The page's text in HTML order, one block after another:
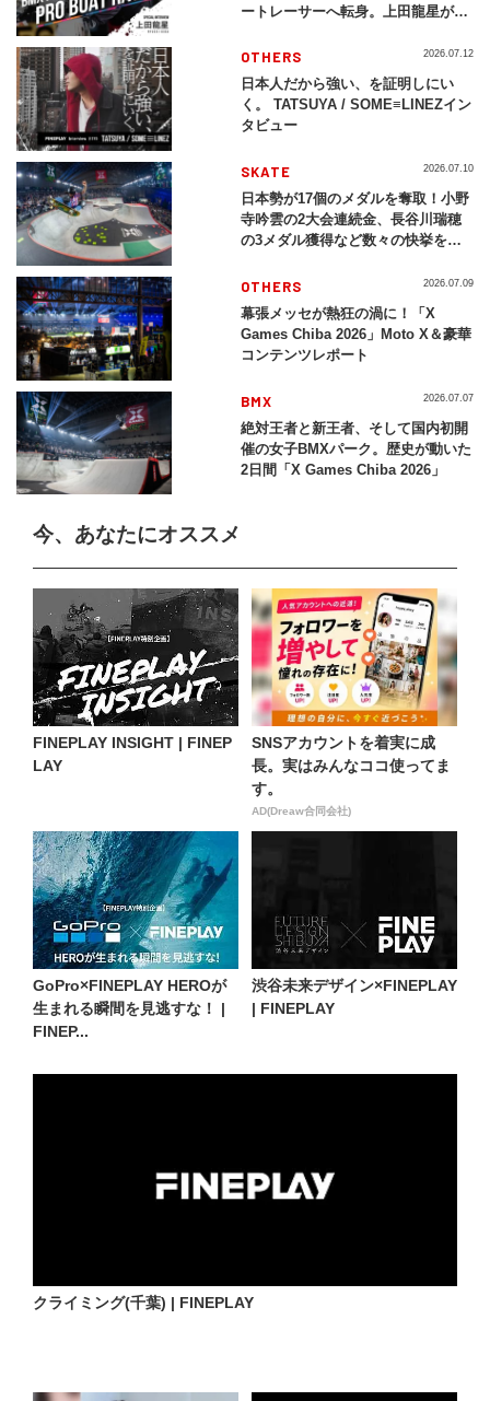
ートレーサーへ転身。上田龍星が体
OTHERS
日本人だから強い、を証明しにい
く。 TATSUYA / SOME≡LINEZイン
タビュー
2026.07.12
SKATE
日本勢が17個のメダルを奪取！小野
寺吟雲の2大会連続金、長谷川瑞穂
の3メダル獲得など数々の快挙をプ
2026」
2026.07.10
OTHERS
幕張メッセが熱狂の渦に！「X
Games Chiba 2026」Moto X＆豪華
コンテンツレポート
2026.07.09
BMX
絶対王者と新王者、そして国内初開
催の女子BMXパーク。歴史が動いた
2日間「X Games Chiba 2026」
2026.07.07
今、あなたにオススメ
FINEPLAY INSIGHT | FINEP
LAY
SNSアカウントを着実に成
長。実はみんなココ使ってま
す。
AD(Dreaw合同会社)
GoPro×FINEPLAY HEROが
生まれる瞬間を見逃すな！ |
FINEP...
渋谷未来デザイン×FINEPLAY
| FINEPLAY
クライミング(千葉) | FINEPLAY